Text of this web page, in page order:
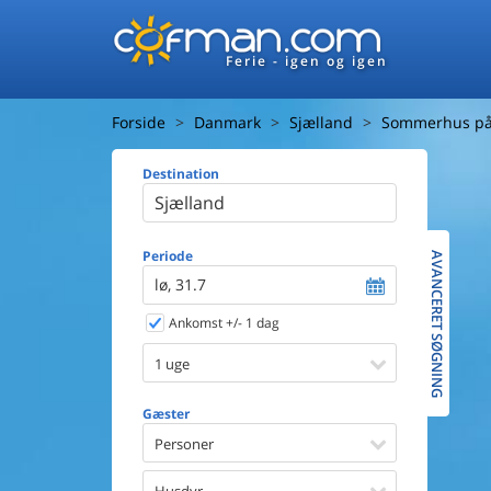
Ferie - igen og igen
Forside Danmark Sjælland Sommerhus
Destination
Periode
lø, 31.7
Ankomst +/- 1 dag
1 uge
Gæster
Personer
Afstand til
Udsigt til
Faciliteter
Spa
AVANCERET SØGNING